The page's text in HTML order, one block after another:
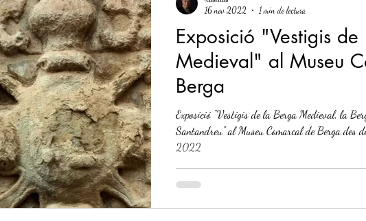
Exposició "Vestigis de
Medieval" al Museu
Berga
Exposició "Vestigis de la Berga Medieval, la
Santandreu" al Museu Comarcal de Berga des
2022
16 nov 2022
1 min de lectura